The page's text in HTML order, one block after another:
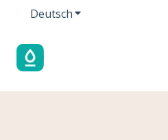
DeutschUntermenü für